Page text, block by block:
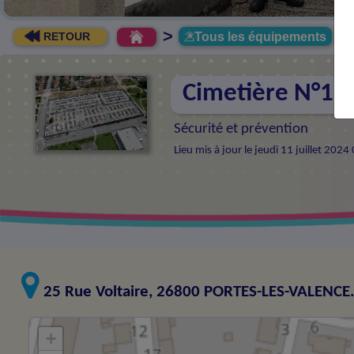
RETOUR > Tous les équipements
Cimetière N°1
Sécurité et prévention
Lieu mis à jour le jeudi 11 juillet 2024
25 Rue Voltaire, 26800 PORTES-LES-VALENCE.
+